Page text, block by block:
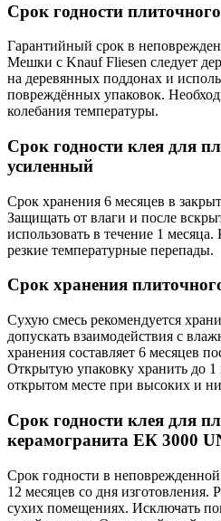
Срок годности
Гарантийный срок в
Мешки с Knauf Fliesen следует
на деревянных поддонах и
повреждённых упаковок.
колебания температуры.
Срок годности клея для
усиленный
Срок хранения 6 месяцев в
Защищать от влаги и после
использовать в течение 1
резкие температурные перепады.
Срок хранения
Сухую смесь рекомендуется
допускать взаимодействия с
хранения составляет 6 месяцев
Открытую упаковку хранить до 1
открытом месте при высоких и
Срок годности клея для
керамогранита ЕК 3000
Срок годности в
12 месяцев со дня изготовления.
сухих помещениях. Исключать